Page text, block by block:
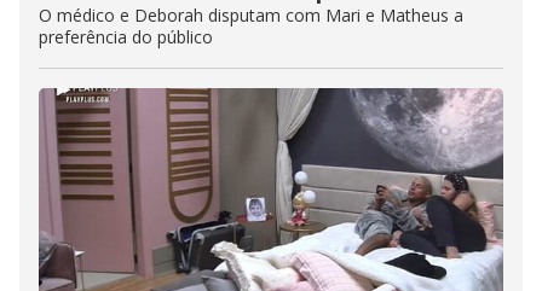
O médico e Deborah disputam com Mari e Matheus a
preferência do público